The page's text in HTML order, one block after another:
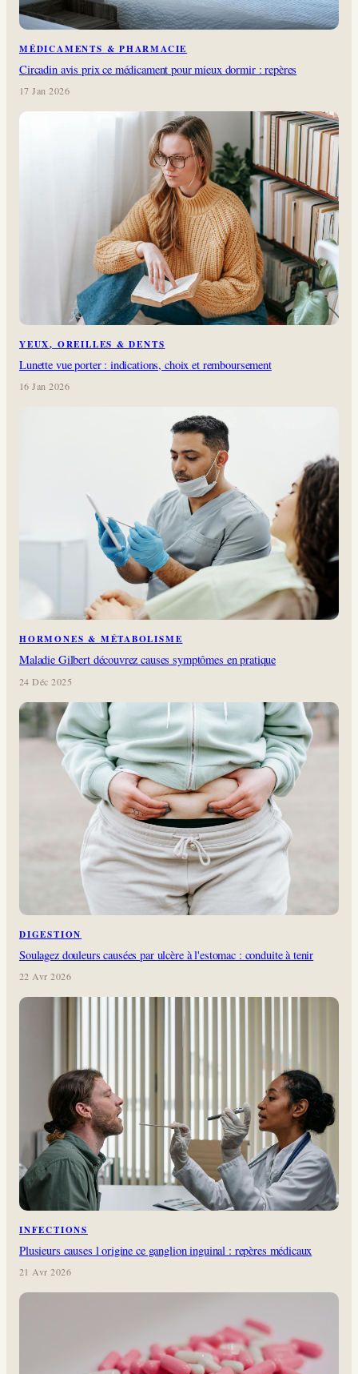
MÉDICAMENTS & PHARMACIE
Circadin avis prix ce médicament pour mieux dormir : repères
17 Jan 2026
YEUX, OREILLES & DENTS
Lunette vue porter : indications, choix et remboursement
16 Jan 2026
HORMONES & MÉTABOLISME
Maladie Gilbert découvrez causes symptômes en pratique
24 Déc 2025
DIGESTION
Soulagez douleurs causées par ulcère à l'estomac : conduite à tenir
22 Avr 2026
INFECTIONS
Plusieurs causes l origine ce ganglion inguinal : repères médicaux
21 Avr 2026